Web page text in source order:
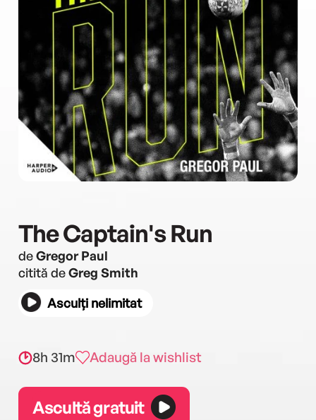
The Captain's Run
deGregor Paul
citită deGreg Smith
Asculți nelimitat
8h 31m Adaugă la wishlist
Ascultă gratuit